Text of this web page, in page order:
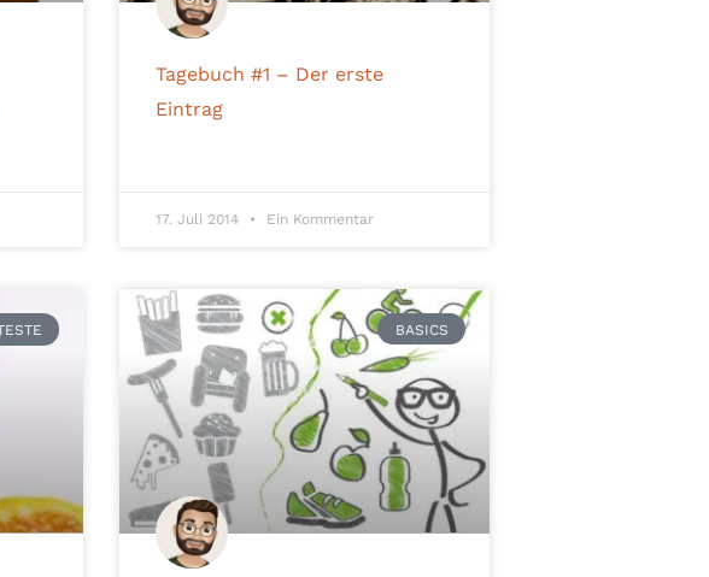
Tagebuch #1 – Der erste
Eintrag
17. Juli 2014 Ein Kommentar
BASICS